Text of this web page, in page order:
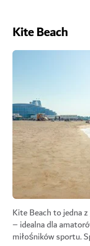
Kite Beach
Kite Beach to jedna z
– idealna dla
miłośników sportu.